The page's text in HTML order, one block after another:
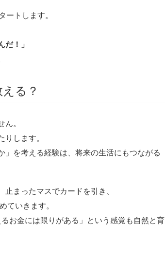
ートします。
だ！」
る？
ん。
します。
を考える経験は、将来の生活にもつながる
まったマスでカードを引き、
ていきます。
お金には限りがある」という感覚も自然と育